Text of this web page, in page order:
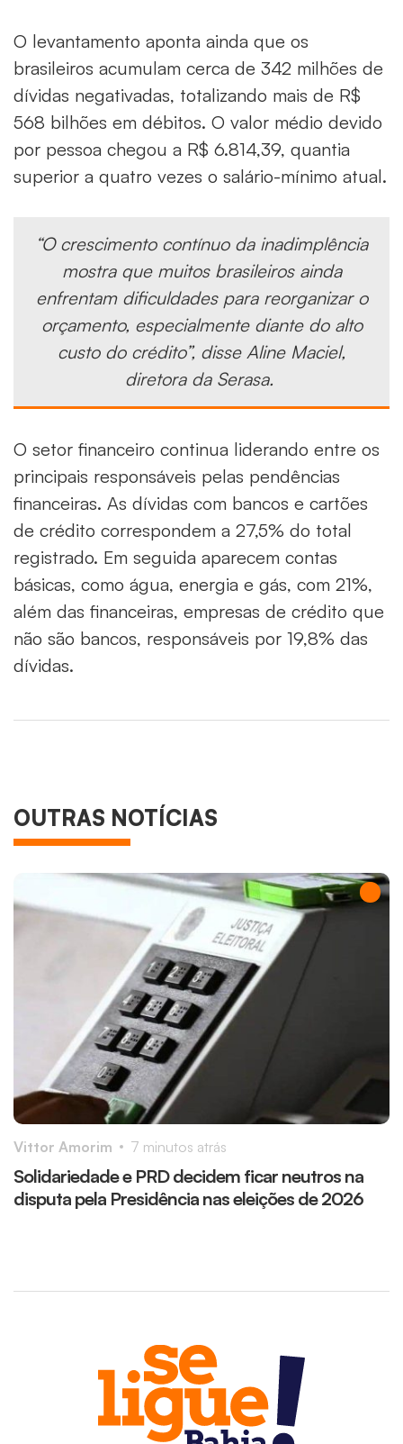
O levantamento aponta ainda que os
brasileiros acumulam cerca de 342 milhões de
dívidas negativadas, totalizando mais de R$
568 bilhões em débitos. O valor médio devido
por pessoa chegou a R$ 6.814,39, quantia
superior a quatro vezes o salário-mínimo atual.
“O crescimento contínuo da inadimplência
mostra que muitos brasileiros ainda
enfrentam dificuldades para reorganizar o
orçamento, especialmente diante do alto
custo do crédito”, disse Aline Maciel,
diretora da Serasa.
O setor financeiro continua liderando entre os
principais responsáveis pelas pendências
financeiras. As dívidas com bancos e cartões
de crédito correspondem a 27,5% do total
registrado. Em seguida aparecem contas
básicas, como água, energia e gás, com 21%,
além das financeiras, empresas de crédito que
não são bancos, responsáveis por 19,8% das
dívidas.
OUTRAS NOTÍCIAS
Solidariedade e PRD decidem ficar neutros na
disputa pela Presidência nas eleições de 2026
Vittor Amorim 7 minutos atrás